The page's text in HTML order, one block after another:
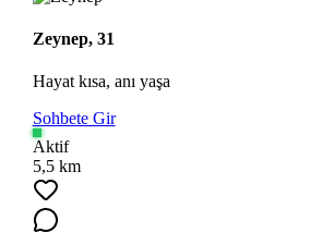
Zeynep, 31
Hayat kısa, anı yaşa
Sohbete Gir
Aktif
5,5 km